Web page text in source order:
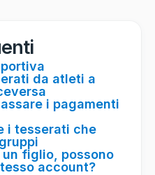
da atleti a
i pagamenti
i tesserati che
figlio, possono
account?